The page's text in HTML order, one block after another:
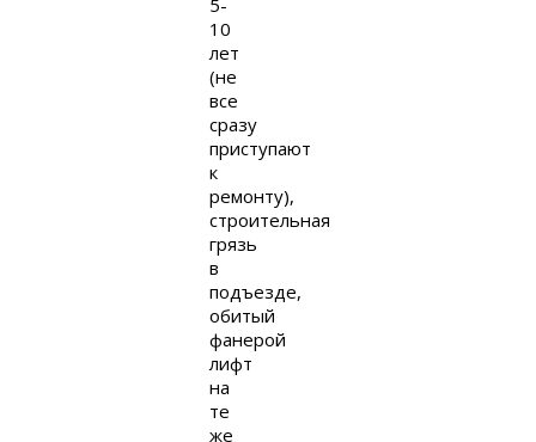
10
лет
(не
все
сразу
приступают
к
ремонту),
строительная
грязь
в
подъезде,
обитый
фанерой
лифт
на
те
же